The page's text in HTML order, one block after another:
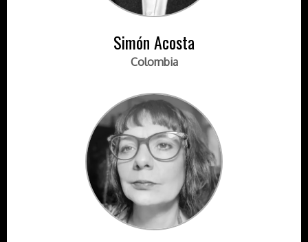
Simón Acosta
Colombia